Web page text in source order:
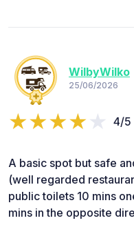
WilbyWilko
25/06/2026
4/5
A basic spot but safe
(well regarded
public toilets 10 mins
mins in the opposite